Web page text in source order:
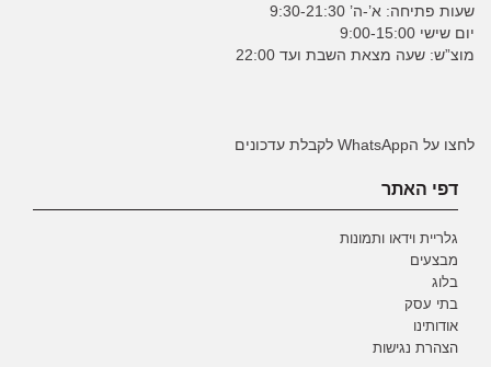
שעות פתיחה: א’-ה’ 9:30-21:30
יום שישי 9:00-15:00
מוצ”ש: שעה מצאת השבת ועד 22:00
לחצו על הWhatsApp לקבלת עדכונים
דפי האתר
גלריית וידאו ותמונות
מבצעים
בלוג
בתי עסק
אודותינו
הצהרת נגישות